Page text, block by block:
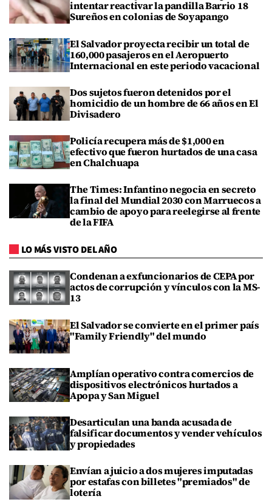
intentar reactivar la pandilla Barrio 18
Sureños en colonias de Soyapango
El Salvador proyecta recibir un total de
160,000 pasajeros en el Aeropuerto
Internacional en este periodo vacacional
Dos sujetos fueron detenidos por el
homicidio de un hombre de 66 años en El
Divisadero
Policía recupera más de $1,000 en
efectivo que fueron hurtados de una casa
en Chalchuapa
The Times: Infantino negocia en secreto
la final del Mundial 2030 con Marruecos a
cambio de apoyo para reelegirse al frente
de la FIFA
LO MÁS VISTO DEL AÑO
Condenan a exfuncionarios de CEPA por
actos de corrupción y vínculos con la MS-
13
El Salvador se convierte en el primer país
"Family Friendly" del mundo
Amplían operativo contra comercios de
dispositivos electrónicos hurtados a
Apopa y San Miguel
Desarticulan una banda acusada de
falsificar documentos y vender vehículos
y propiedades
Envían a juicio a dos mujeres imputadas
por estafas con billetes "premiados" de
lotería